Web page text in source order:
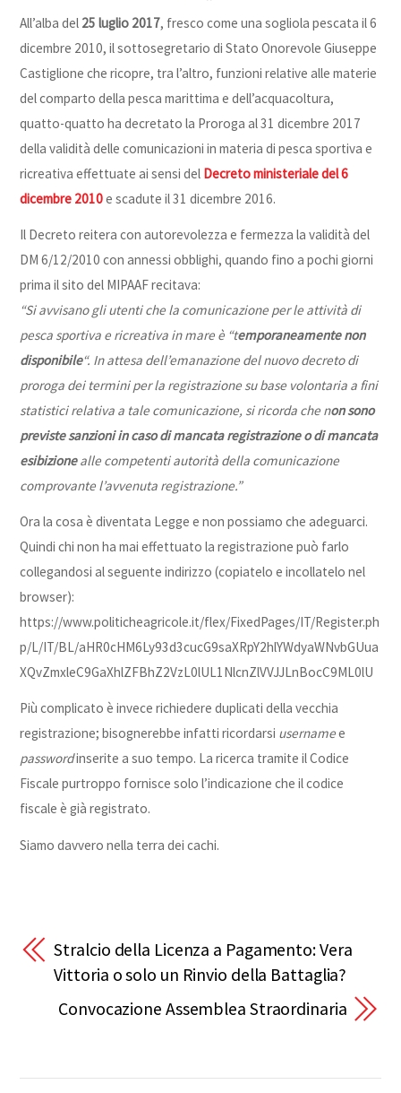
All’alba del 25 luglio 2017, fresco come una sogliola pescata il 6
dicembre 2010, il sottosegretario di Stato Onorevole Giuseppe
Castiglione che ricopre, tra l’altro, funzioni relative alle materie
del comparto della pesca marittima e dell’acquacoltura,
quatto-quatto ha decretato la Proroga al 31 dicembre 2017
della validità delle comunicazioni in materia di pesca sportiva e
ricreativa effettuate ai sensi del Decreto ministeriale del 6
dicembre 2010e scadute il 31 dicembre 2016.
Il Decreto reitera con autorevolezza e fermezza la validità del
DM 6/12/2010 con annessi obblighi, quando fino a pochi giorni
prima il sito del MIPAAF recitava:
“Si avvisano gli utenti che la comunicazione per le attività di
pesca sportiva e ricreativa in mare è “temporaneamente non
disponibile“. In attesa dell’emanazione del nuovo decreto di
proroga dei termini per la registrazione su base volontaria a fini
statistici relativa a tale comunicazione, si ricorda che non sono
previste sanzioni in caso di mancata registrazione o di mancata
esibizionealle competenti autorità della comunicazione
comprovante l’avvenuta registrazione.”
Ora la cosa è diventata Legge e non possiamo che adeguarci.
Quindi chi non ha mai effettuato la registrazione può farlo
collegandosi al seguente indirizzo (copiatelo e incollatelo nel
browser):
https://www.politicheagricole.it/flex/FixedPages/IT/Register.ph
p/L/IT/BL/aHR0cHM6Ly93d3cucG9saXRpY2hlYWdyaWNvbGUua
XQvZmxleC9GaXhlZFBhZ2VzL0lUL1NlcnZlVVJJLnBocC9ML0lU
Più complicato è invece richiedere duplicati della vecchia
registrazione; bisognerebbe infatti ricordarsi usernamee
passwordinserite a suo tempo. La ricerca tramite il Codice
Fiscale purtroppo fornisce solo l’indicazione che il codice
fiscale è già registrato.
Siamo davvero nella terra dei cachi.
Stralcio della Licenza a Pagamento: Vera
Vittoria o solo un Rinvio della Battaglia?
Convocazione Assemblea Straordinaria